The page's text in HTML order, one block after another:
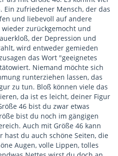
zufriedener Mensch, der das
und liebevoll auf andere
zurückgemocht und
der Depression und
wird entweder gemieden
das Wort "geeignetes
Niemand möchte sich
runterziehen lassen, das
zu tun. Bloß können viele das
da ist es leicht, deiner Figur
46 bist du zwar etwas
bist du noch im gängigen
Auch mit Größe 46 kann
hast du auch schöne Seiten, die
Augen, volle Lippen, tolles